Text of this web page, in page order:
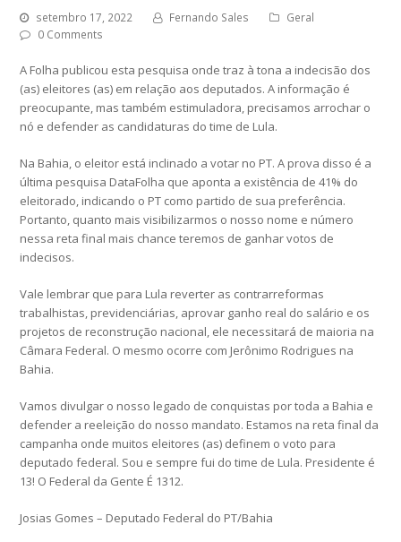
setembro 17, 2022 Fernando Sales
Geral
0 Comments
A Folha publicou esta pesquisa onde traz à tona a indecisão dos
(as) eleitores (as) em relação aos deputados. A informação é
preocupante, mas também estimuladora, precisamos arrochar o
nó e defender as candidaturas do time de Lula.
Na Bahia, o eleitor está inclinado a votar no PT. A prova disso é a
última pesquisa DataFolha que aponta a existência de 41% do
eleitorado, indicando o PT como partido de sua preferência.
Portanto, quanto mais visibilizarmos o nosso nome e número
nessa reta final mais chance teremos de ganhar votos de
indecisos.
Vale lembrar que para Lula reverter as contrarreformas
trabalhistas, previdenciárias, aprovar ganho real do salário e os
projetos de reconstrução nacional, ele necessitará de maioria na
Câmara Federal. O mesmo ocorre com Jerônimo Rodrigues na
Bahia.
Vamos divulgar o nosso legado de conquistas por toda a Bahia e
defender a reeleição do nosso mandato. Estamos na reta final da
campanha onde muitos eleitores (as) definem o voto para
deputado federal. Sou e sempre fui do time de Lula. Presidente é
13! O Federal da Gente É 1312.
Josias Gomes – Deputado Federal do PT/Bahia